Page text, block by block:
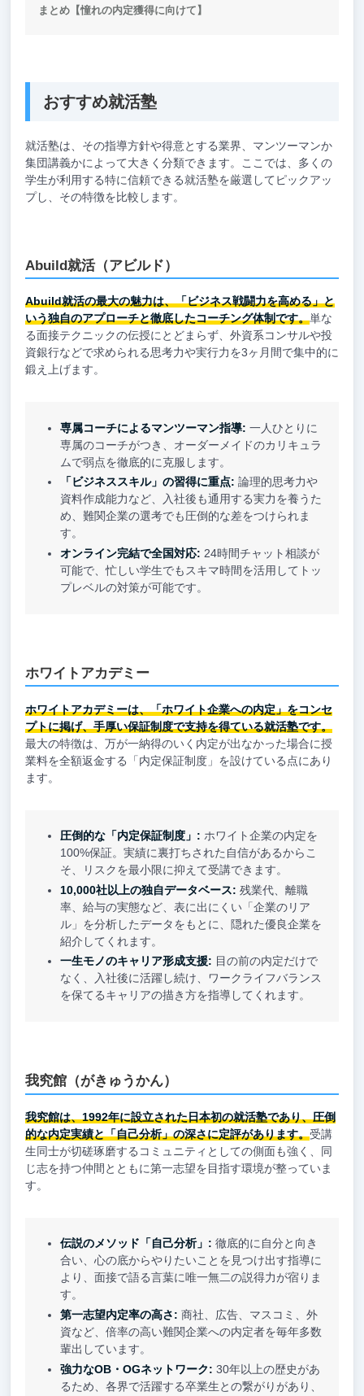
まとめ【憧れの内定獲得に向けて】
おすすめ就活塾
就活塾は、その指導方針や得意とする業界、マンツーマンか
集団講義かによって大きく分類できます。ここでは、多くの
学生が利用する特に信頼できる就活塾を厳選してピックアッ
プし、その特徴を比較します。
Abuild就活（アビルド）
Abuild就活の最大の魅力は、「ビジネス戦闘力を高める」と
いう独自のアプローチと徹底したコーチング体制です。単な
る面接テクニックの伝授にとどまらず、外資系コンサルや投
資銀行などで求められる思考力や実行力を3ヶ月間で集中的に
鍛え上げます。
専属コーチによるマンツーマン指導: 一人ひとりに
専属のコーチがつき、オーダーメイドのカリキュラ
ムで弱点を徹底的に克服します。
「ビジネススキル」の習得に重点: 論理的思考力や
資料作成能力など、入社後も通用する実力を養うた
め、難関企業の選考でも圧倒的な差をつけられま
す。
オンライン完結で全国対応: 24時間チャット相談が
可能で、忙しい学生でもスキマ時間を活用してトッ
プレベルの対策が可能です。
ホワイトアカデミー
ホワイトアカデミーは、「ホワイト企業への内定」をコンセ
プトに掲げ、手厚い保証制度で支持を得ている就活塾です。
最大の特徴は、万が一納得のいく内定が出なかった場合に授
業料を全額返金する「内定保証制度」を設けている点にあり
ます。
圧倒的な「内定保証制度」: ホワイト企業の内定を
100%保証。実績に裏打ちされた自信があるからこ
そ、リスクを最小限に抑えて受講できます。
10,000社以上の独自データベース: 残業代、離職
率、給与の実態など、表に出にくい「企業のリア
ル」を分析したデータをもとに、隠れた優良企業を
紹介してくれます。
一生モノのキャリア形成支援: 目の前の内定だけで
なく、入社後に活躍し続け、ワークライフバランス
を保てるキャリアの描き方を指導してくれます。
我究館（がきゅうかん）
我究館は、1992年に設立された日本初の就活塾であり、圧倒
的な内定実績と「自己分析」の深さに定評があります。受講
生同士が切磋琢磨するコミュニティとしての側面も強く、同
じ志を持つ仲間とともに第一志望を目指す環境が整っていま
す。
伝説のメソッド「自己分析」: 徹底的に自分と向き
合い、心の底からやりたいことを見つけ出す指導に
より、面接で語る言葉に唯一無二の説得力が宿りま
す。
第一志望内定率の高さ: 商社、広告、マスコミ、外
資など、倍率の高い難関企業への内定者を毎年多数
輩出しています。
強力なOB・OGネットワーク: 30年以上の歴史があ
るため、各界で活躍する卒業生との繋がりがあり、